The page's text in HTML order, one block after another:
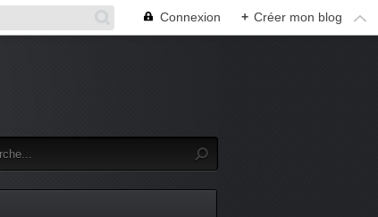
Connexion + Créer mon blog